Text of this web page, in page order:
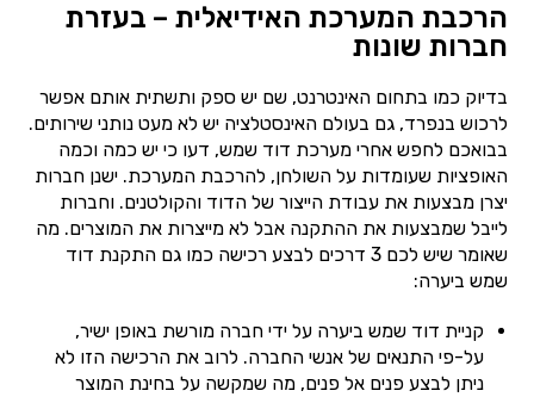
הרכבת המערכת האידיאלית – בעזרת
חברות שונות
בדיוק כמו בתחום האינטרנט, שם יש ספק ותשתית אותם אפשר
לרכוש בנפרד, גם בעולם האינסטלציה יש לא מעט נותני שירותים.
בבואכם לחפש אחרי מערכת דוד שמש, דעו כי יש כמה וכמה
האופציות שעומדות על השולחן, להרכבת המערכת. ישנן חברות
יצרן מבצעות את עבודת הייצור של הדוד והקולטנים. וחברות
לייבל שמבצעות את ההתקנה אבל לא מייצרות את המוצרים. מה
שאומר שיש לכם 3 דרכים לבצע רכישה כמו גם התקנת דוד
שמש ביערה:
קניית דוד שמש ביערה על ידי חברה מורשת באופן ישיר,
על-פי התנאים של אנשי החברה. לרוב את הרכישה הזו לא
ניתן לבצע פנים אל פנים, מה שמקשה על בחינת המוצר